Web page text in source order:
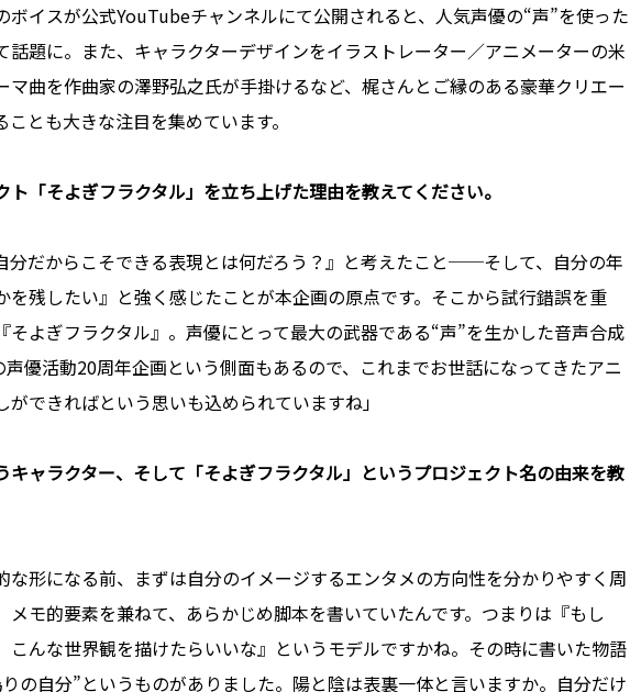
ボイスが公式YouTubeチャンネルにて公開されると、人気声優の“声”を使った
題に。また、キャラクターデザインをイラストレーター／アニメーターの米
曲を作曲家の澤野弘之氏が手掛けるなど、梶さんとご縁のある豪華クリエー
とも大きな注目を集めています。
「そよぎフラクタル」を立ち上げた理由を教えてください。
分だからこそできる表現とは何だろう？』と考えたこと──そして、自分の年
残したい』と強く感じたことが本企画の原点です。そこから試行錯誤を重
よぎフラクタル』。声優にとって最大の武器である“声”を生かした音声合成
優活動20周年企画という側面もあるので、これまでお世話になってきたアニ
できればという思いも込められていますね」
ャラクター、そして「そよぎフラクタル」というプロジェクト名の由来を教
な形になる前、まずは自分のイメージするエンタメの方向性を分かりやすく周
モ的要素を兼ねて、あらかじめ脚本を書いていたんです。つまりは『もし
こんな世界観を描けたらいいな』というモデルですかね。その時に書いた物語
の自分”というものがありました。陽と陰は表裏一体と言いますか。自分だけ